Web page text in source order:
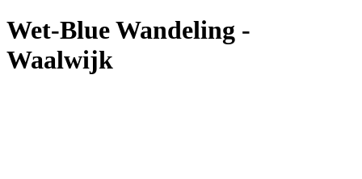
Wet-Blue Wandeling -
Waalwijk